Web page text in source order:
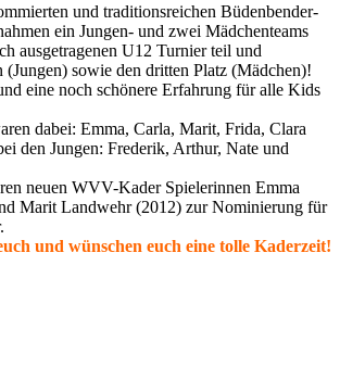
und traditionsreichen Büdenbender-
ein Jungen- und zwei Mädchenteams
ausgetragenen U12 Turnier teil und
(Jungen) sowie den dritten Platz (Mädchen)!
eine noch schönere Erfahrung für alle Kids
dabei: Emma, Carla, Marit, Frida, Clara
den Jungen: Frederik, Arthur, Nate und
neuen WVV-Kader Spielerinnen Emma
Marit Landwehr (2012) zur Nominierung für
und wünschen euch eine tolle Kaderzeit!